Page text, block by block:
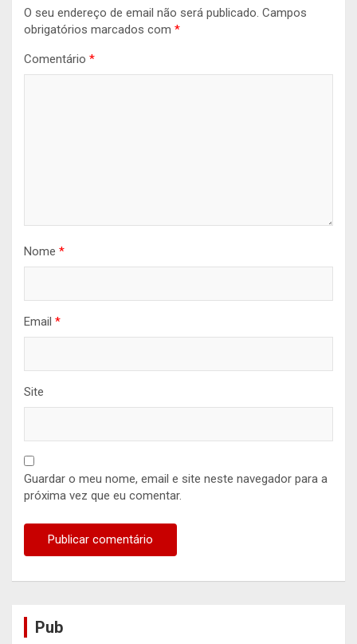
O seu endereço de email não será publicado. Campos
obrigatórios marcados com *
Comentário *
Nome *
Email *
Site
Guardar o meu nome, email e site neste navegador para a
próxima vez que eu comentar.
Pub